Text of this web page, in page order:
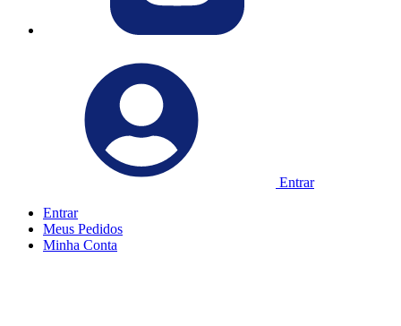
Entrar
Entrar
Meus Pedidos
Minha Conta